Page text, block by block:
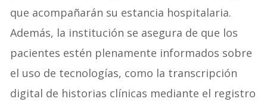
que acompañarán su estancia hospitalaria.
Además, la institución se asegura de que los
pacientes estén plenamente informados sobre
el uso de tecnologías, como la transcripción
digital de historias clínicas mediante el registro